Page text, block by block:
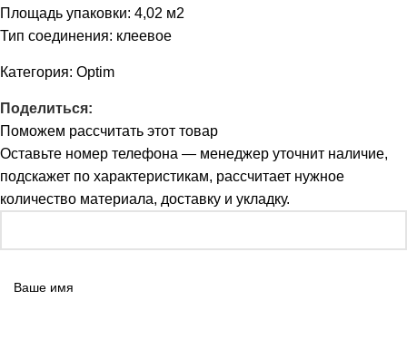
Площадь упаковки: 4,02 м2
Тип соединения: клеевое
Категория: Optim
Поделиться:
Поможем рассчитать этот товар
Оставьте номер телефона — менеджер уточнит наличие,
подскажет по характеристикам, рассчитает нужное
количество материала, доставку и укладку.